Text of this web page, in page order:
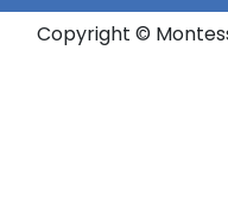
Copyright ©